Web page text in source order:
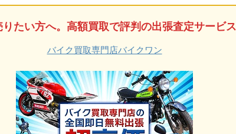
たい方へ。高額買取で評判の出張査定サービス
バイク買取専門店バイクワン